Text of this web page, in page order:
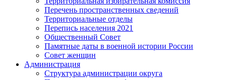
Перечень пространственных сведений
Территориальные отделы
Перепись населения 2021
Общественный Совет
Памятные даты в военной истории России
Совет женщин
Администрация
Структура администрации округа